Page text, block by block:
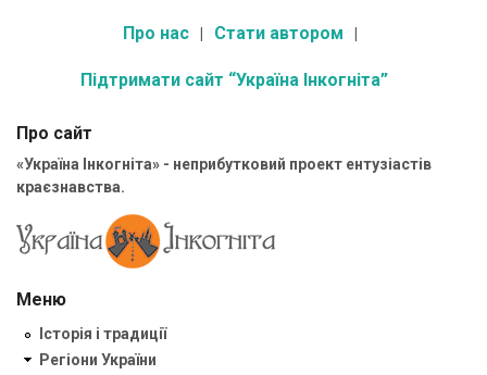
Про нас Стати автором
Підтримати сайт “Україна Інкогніта”
Про сайт
«Україна Інкогніта» - неприбутковий проект ентузіастів
краєзнавства.
Меню
Історія і традиції
Регіони України